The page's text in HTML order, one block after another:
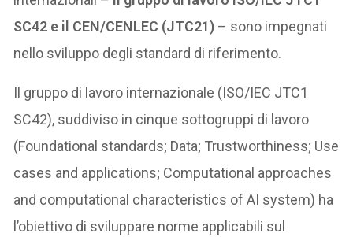
SC42 e il CEN/CENLEC (JTC21) – sono impegnati
nello sviluppo degli standard di riferimento.
Il gruppo di lavoro internazionale (ISO/IEC JTC1
SC42), suddiviso in cinque sottogruppi di lavoro
(Foundational standards; Data; Trustworthiness; Use
cases and applications; Computational approaches
and computational characteristics of AI system) ha
l’obiettivo di sviluppare norme applicabili sul